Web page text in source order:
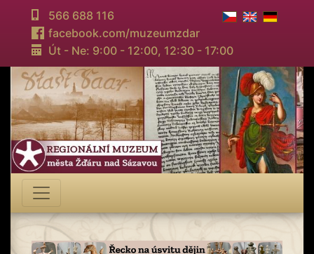
566 688 116
facebook.com/muzeumzdar
Út - Ne: 9:00 - 12:00, 12:30 - 17:00